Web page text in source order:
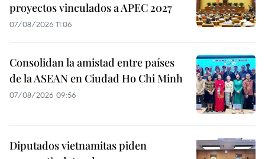
proyectos vinculados a APEC 2027
07/08/2026 11:06
Consolidan la amistad entre países
de la ASEAN en Ciudad Ho Chi Minh
07/08/2026 09:56
Diputados vietnamitas piden